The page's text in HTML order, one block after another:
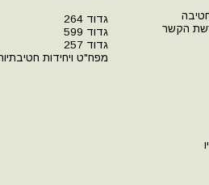
הקשר
גדוד 264
גדוד 599
גדוד 257
מפח"ט ויחידות